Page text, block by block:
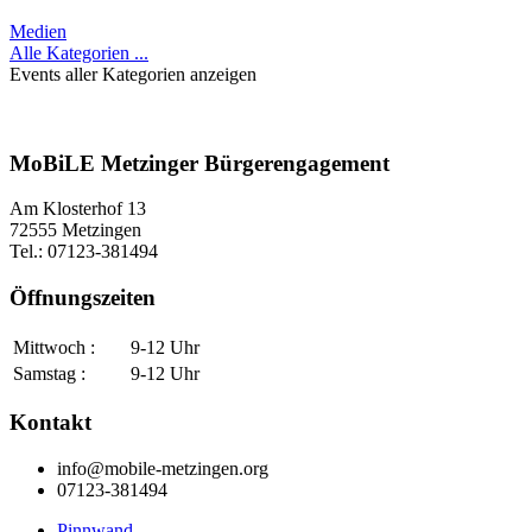
Medien
Alle Kategorien ...
Events aller Kategorien anzeigen
MoBiLE Metzinger Bürgerengagement
Am Klosterhof 13
72555 Metzingen
Tel.: 07123-381494
Öffnungszeiten
Mittwoch :
9-12 Uhr
Samstag :
9-12 Uhr
Kontakt
info@mobile-metzingen.org
07123-381494